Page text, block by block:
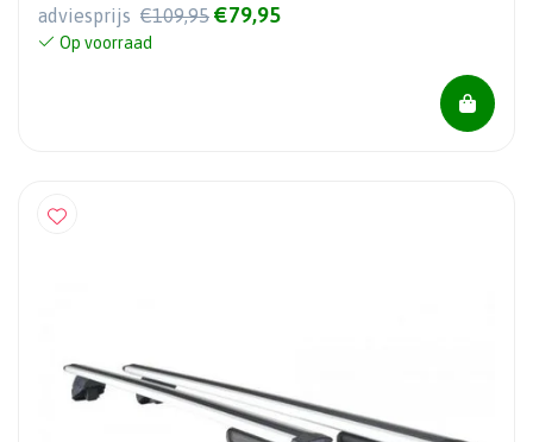
adviesprijs €109,95 €79,95
Op voorraad